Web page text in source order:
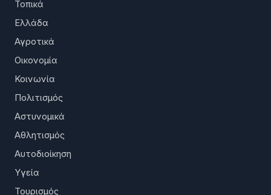
Τοπικά
Ελλάδα
Αγροτικά
Οικονομία
Κοινωνία
Πολιτισμός
Αστυνομικά
Αθλητισμός
Αυτοδιοίκηση
Υγεία
Τουρισμός